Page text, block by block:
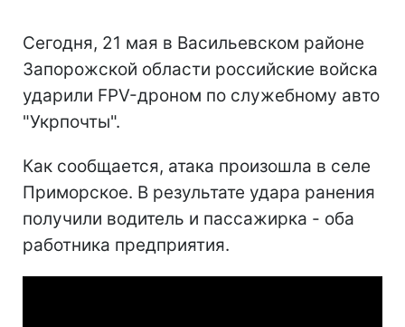
Сегодня, 21 мая в Васильевском районе
Запорожской области российские войска
ударили FPV-дроном по служебному авто
"Укрпочты".
Как сообщается, атака произошла в селе
Приморское. В результате удара ранения
получили водитель и пассажирка - оба
работника предприятия.